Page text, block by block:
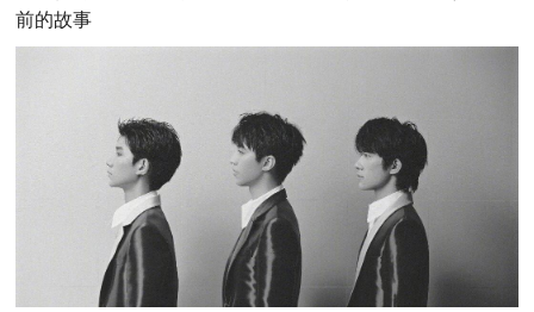
前的故事